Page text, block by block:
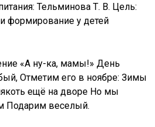
и Здоровья. Предлагаю взять.
«Зимние забавы»
Тельминова Т. В. Цель:
формирование у детей